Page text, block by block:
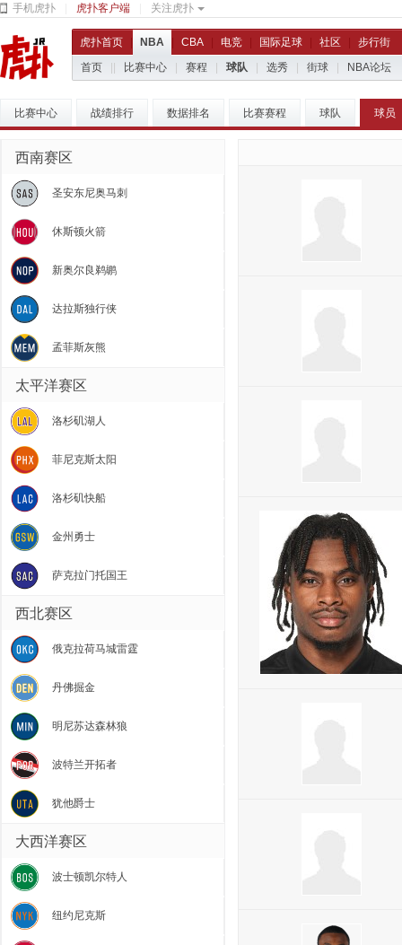
手机虎扑 虎扑客户端 关注虎扑
虎扑首页 NBA CBA 电竞 国际足球 社区
步行街
首页
比赛中心 赛程 球队 选秀 街球 NBA论坛
比赛中心 战绩排行 数据排名 比赛赛程 球队 球员
西南赛区
圣安东尼奥马刺
休斯顿火箭
新奥尔良鹈鹕
达拉斯独行侠
孟菲斯灰熊
太平洋赛区
洛杉矶湖人
菲尼克斯太阳
洛杉矶快船
金州勇士
萨克拉门托国王
西北赛区
俄克拉荷马城雷霆
丹佛掘金
明尼苏达森林狼
波特兰开拓者
犹他爵士
大西洋赛区
波士顿凯尔特人
纽约尼克斯